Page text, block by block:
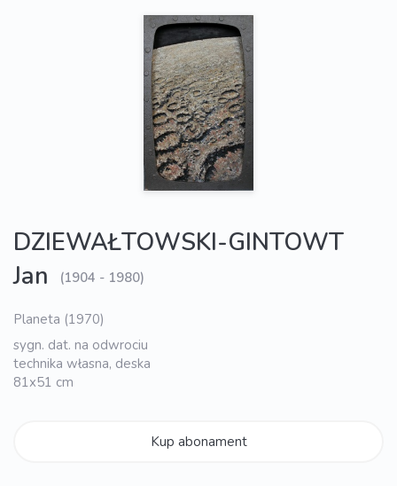
DZIEWAŁTOWSKI-GINTOWT
Jan
(1904 - 1980)
Planeta (1970)
sygn. dat. na odwrociu
technika własna, deska
81x51 cm
Kup abonament